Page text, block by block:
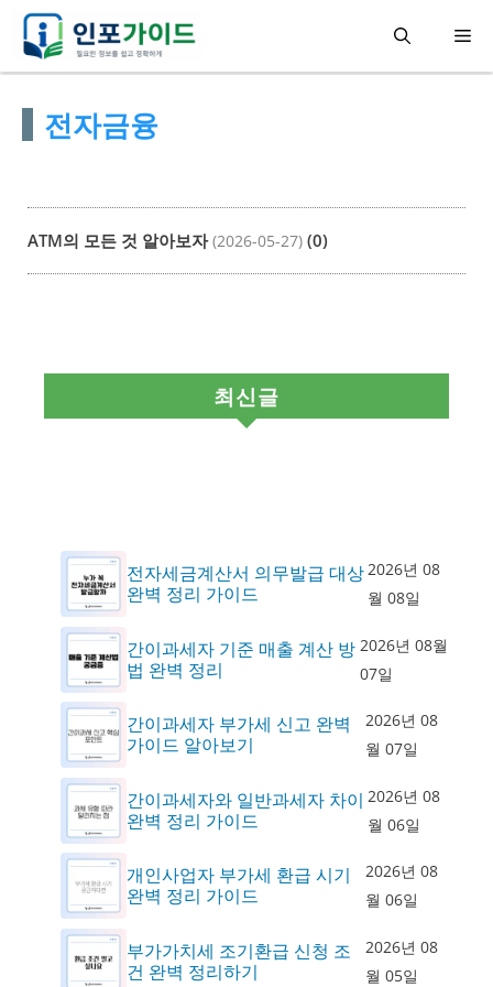
메
전자금융
ATM의 모든 것 알아보자 (2026-05-27) (0)
최신글
전자세금계산서 의무발급 대상
완벽 정리 가이드
2026년 08
월 08일
간이과세자 기준 매출 계산 방
법 완벽 정리
2026년 08월
07일
간이과세자 부가세 신고 완벽
가이드 알아보기
2026년 08
월 07일
간이과세자와 일반과세자 차이
완벽 정리 가이드
2026년 08
월 06일
개인사업자 부가세 환급 시기
완벽 정리 가이드
2026년 08
월 06일
부가가치세 조기환급 신청 조
건 완벽 정리하기
2026년 08
월 05일